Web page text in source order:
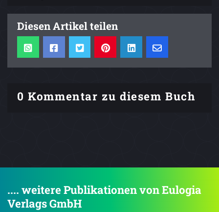
Diesen Artikel teilen
0 Kommentar zu diesem Buch
.... weitere Publikationen von Eulogia
Verlags GmbH